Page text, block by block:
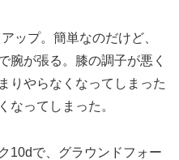
ップ。簡単なのだけど、
腕が張る。膝の調子が悪く
りやらなくなってしまった
なってしまった。
10dで、グラウンドフォー